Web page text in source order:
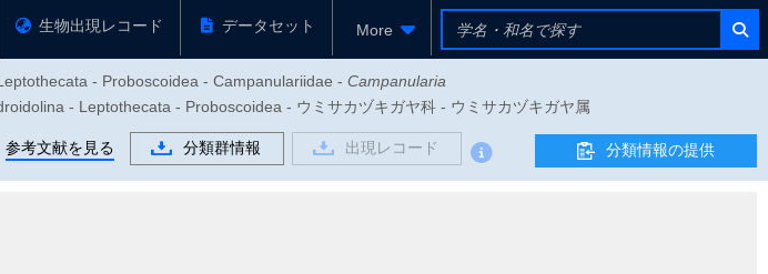
生物出現レコード データセット More
- Proboscoidea - Campanulariidae - Campanularia
- Leptothecata - Proboscoidea - ウミサカヅキガヤ科 - ウミサカヅキガヤ属
参考文献を見る 分類群情報 出現レコード 分類情報の提供